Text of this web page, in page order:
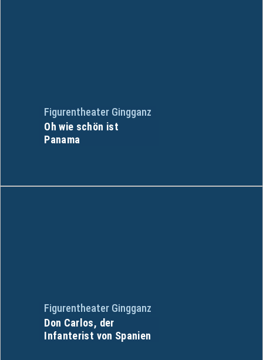
Figurentheater Gingganz
Oh wie schön ist
Panama
Figurentheater Gingganz
Don Carlos, der
Infanterist von Spanien